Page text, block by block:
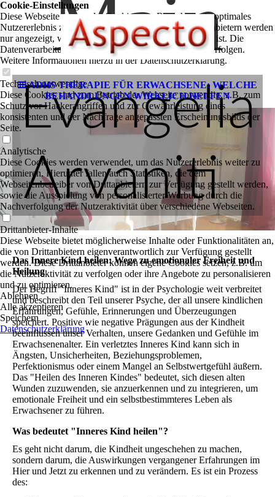
ADHS THERAPIE FÜR ERWACHSENE: WELCHE
BEHANDLUNGEN WIRKLICH HELFEN
Main
Evangelia
Arvaniti
Das Innere Kind heilen: Wege zu emotionaler Freiheit und
Heilung
Der Begriff "Inneres Kind" ist in der Psychologie weit verbreitet
und beschreibt den Teil unserer Psyche, der all unsere kindlichen
Erfahrungen, Gefühle, Erinnerungen und Überzeugungen
speichert. Positive wie negative Prägungen aus der Kindheit
beeinflussen unser Verhalten, unsere Gedanken und Gefühle im
Erwachsenenalter. Ein verletztes Inneres Kind kann sich in
Ängsten, Unsicherheiten, Beziehungsproblemen,
Perfektionismus oder einem Mangel an Selbstwertgefühl äußern.
Das "Heilen des Inneren Kindes" bedeutet, sich diesen alten
Wunden zuzuwenden, sie anzuerkennen und zu integrieren, um
emotionale Freiheit und ein selbstbestimmteres Leben als
Erwachsener zu führen.
Was bedeutet "Inneres Kind heilen"?
Es geht nicht darum, die Kindheit ungeschehen zu machen,
sondern darum, die Auswirkungen vergangener Erfahrungen im
Hier und Jetzt zu erkennen und zu verändern. Es ist ein Prozess
des:
Cookie-Einstellungen
Diese Webseite verwendet Cookies, um Besuchern ein optimales
Nutzererlebnis zu bieten. Bestimmte Inhalte von Drittanbietern werden
nur angezeigt, wenn die entsprechende Option aktiviert ist. Die
Datenverarbeitung kann dann auch in einem Drittland erfolgen.
Weitere Informationen hierzu in der Datenschutzerklärung.
Technisch notwendige
Diese Cookies sind zum Betrieb der Webseite notwendig, z.B. zum
Schutz vor Hackerangriffen und zur Gewährleistung eines
konsistenten und der Nachfrage angepassten Erscheinungsbilds der
Seite.
Analytische
Diese Cookies werden verwendet, um das Nutzererlebnis weiter zu
optimieren. Hierunter fallen auch Statistiken, die dem
Webseitenbetreiber von Drittanbietern zur Verfügung gestellt werden,
sowie die Ausspielung von personalisierter Werbung durch die
Nachverfolgung der Nutzeraktivität über verschiedene Webseiten.
Drittanbieter-Inhalte
Diese Webseite bietet möglicherweise Inhalte oder Funktionalitäten an,
die von Drittanbietern eigenverantwortlich zur Verfügung gestellt
werden. Diese Drittanbieter können eigene Cookies setzen, z.B. um
die Nutzeraktivität zu verfolgen oder ihre Angebote zu personalisieren
und zu optimieren.
Ablehnen
Alle akzeptieren
Speichern
Datenschutzerklärung